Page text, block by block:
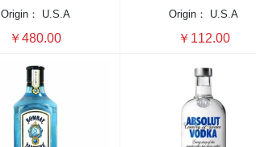
Origin：
U.S.A
￥480.00
Origin：
U.S.A
￥112.00